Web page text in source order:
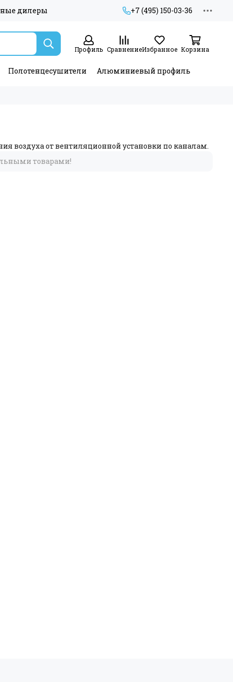
дилеры +7 (495) 150-03-36
Профиль СравнениеИзбранное Корзина
Полотенцесушители Алюминиевый профиль
от вентиляционной установки по каналам.
товарами!